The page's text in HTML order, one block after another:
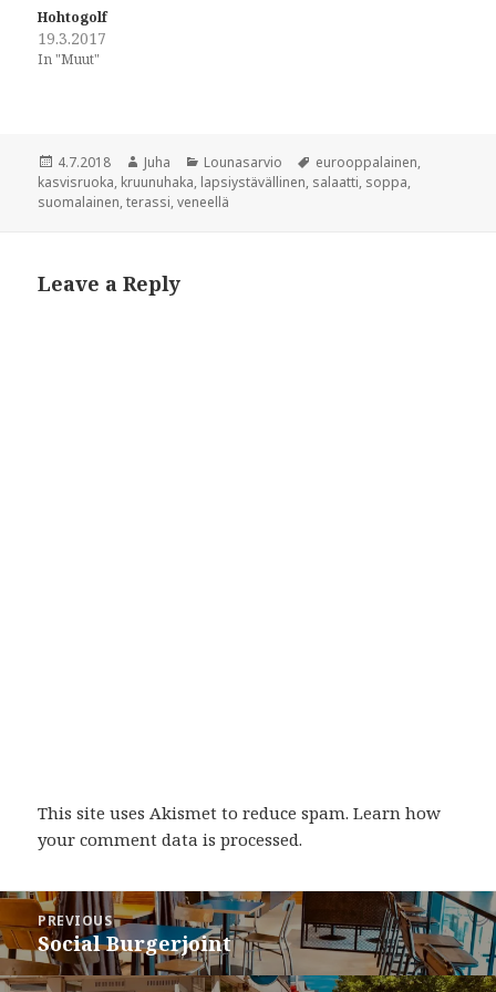
s
i
n
n
o
w
)
w
)
Hohtogolf
19.3.2017
In "Muut"
Posted
on
4.7.2018 Author
Juha Categories
Lounasarvio Tags
eurooppalainen,
kasvisruoka, kruunuhaka, lapsiystävällinen, salaatti, soppa,
suomalainen,terassi,veneellä
Leave a Reply
This site uses Akismet to reduce spam.Learn how
your comment data is processed.
Post
navigation
PREVIOUS
Previous
post:
Social Burgerjoint